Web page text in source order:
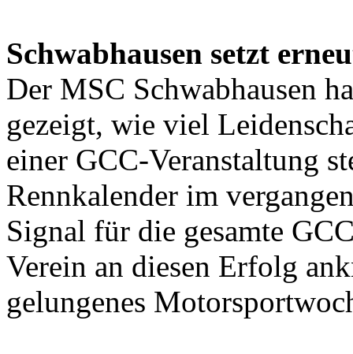
Schwabhausen setzt
Der MSC Schwabhausen
gezeigt, wie viel
einer GCC-Veranstaltung
Rennkalender im
Signal für die gesamte
Verein an diesen Erfolg
gelungenes